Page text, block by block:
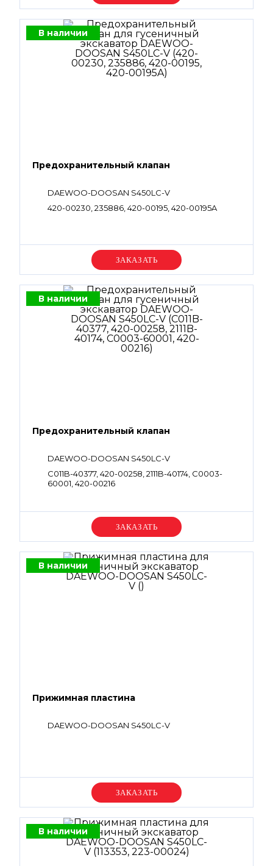
В наличии
Предохранительный клапан
DAEWOO-DOOSAN S450LC-V
420-00230, 235886, 420-00195, 420-00195A
Уточняйте цену
В наличии
Предохранительный клапан
DAEWOO-DOOSAN S450LC-V
C011B-40377, 420-00258, 2111B-40174, C0003-
60001, 420-00216
Уточняйте цену
В наличии
Прижимная пластина
DAEWOO-DOOSAN S450LC-V
Уточняйте цену
В наличии